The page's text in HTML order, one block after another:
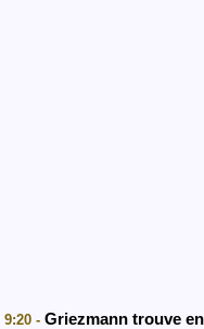
9:20 - Griezmann trouve